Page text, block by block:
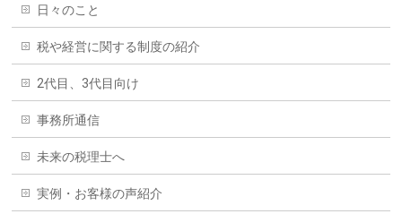
日々のこと
税や経営に関する制度の紹介
2代目、3代目向け
事務所通信
未来の税理士へ
実例・お客様の声紹介